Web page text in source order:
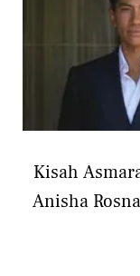
Kisah
Anisha